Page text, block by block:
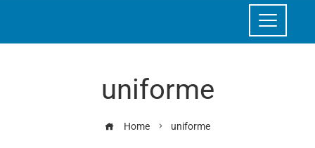
uniforme
Home uniforme